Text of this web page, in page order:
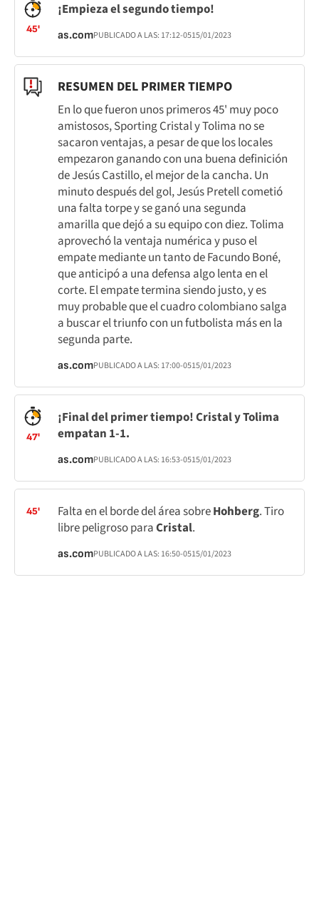
45'
¡Empieza el segundo tiempo!
as.comPUBLICADO A LAS: 17:12-0515/01/2023
RESUMEN DEL PRIMER TIEMPO
En lo que fueron unos primeros 45' muy poco
amistosos, Sporting Cristal y Tolima no se
sacaron ventajas, a pesar de que los locales
empezaron ganando con una buena definición
de Jesús Castillo, el mejor de la cancha. Un
minuto después del gol, Jesús Pretell cometió
una falta torpe y se ganó una segunda
amarilla que dejó a su equipo con diez. Tolima
aprovechó la ventaja numérica y puso el
empate mediante un tanto de Facundo Boné,
que anticipó a una defensa algo lenta en el
corte. El empate termina siendo justo, y es
muy probable que el cuadro colombiano salga
a buscar el triunfo con un futbolista más en la
segunda parte.
as.comPUBLICADO A LAS: 17:00-0515/01/2023
47'
¡Final del primer tiempo! Cristal y Tolima
empatan 1-1.
as.comPUBLICADO A LAS: 16:53-0515/01/2023
45' Falta en el borde del área sobreHohberg. Tiro
libre peligroso paraCristal.
as.comPUBLICADO A LAS: 16:50-0515/01/2023